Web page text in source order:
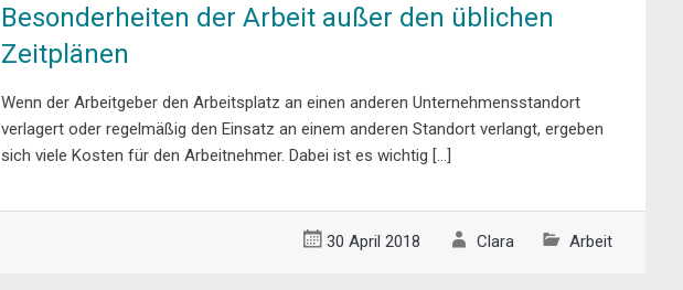
Besonderheiten der Arbeit außer den üblichen
Zeitplänen
Wenn der Arbeitgeber den Arbeitsplatz an einen anderen Unternehmensstandort
verlagert oder regelmäßig den Einsatz an einem anderen Standort verlangt, ergeben
sich viele Kosten für den Arbeitnehmer. Dabei ist es wichtig […]
30 April 2018 Clara Arbeit